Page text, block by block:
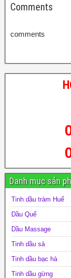
Comments
comments
Danh mục sản
Tinh dầu tràm Huế
Dầu Quế
Dầu Massage
Tinh dầu sả
Tinh dầu bạc hà
Tinh dầu gừng